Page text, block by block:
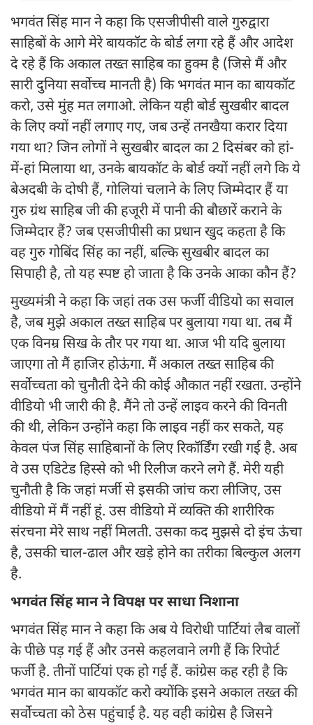
भगवंत सिंह मान ने कहा कि एसजीपीसी वाले गुरुद्वारा
साहिबों के आगे मेरे बायकॉट के बोर्ड लगा रहे हैं और आदेश
दे रहे हैं कि अकाल तख्त साहिब का हुक्म है (जिसे मैं और
सारी दुनिया सर्वाेच्च मानती है) कि भगवंत मान का बायकॉट
करो, उसे मुंह मत लगाओ. लेकिन यही बोर्ड सुखबीर बादल
के लिए क्यों नहीं लगाए गए, जब उन्हें तनखैया करार दिया
गया था? जिन लोगों ने सुखबीर बादल का 2 दिसंबर को हां-
में-हां मिलाया था, उनके बायकॉट के बोर्ड क्यों नहीं लगे कि ये
बेअदबी के दोषी हैं, गोलियां चलाने के लिए जिम्मेदार हैं या
गुरु ग्रंथ साहिब जी की हजूरी में पानी की बौछारें कराने के
जिम्मेदार हैं? जब एसजीपीसी का प्रधान खुद कहता है कि
वह गुरु गोबिंद सिंह का नहीं, बल्कि सुखबीर बादल का
सिपाही है, तो यह स्पष्ट हो जाता है कि उनके आका कौन हैं?
मुख्यमंत्री ने कहा कि जहां तक उस फर्जी वीडियो का सवाल
है, जब मुझे अकाल तख्त साहिब पर बुलाया गया था. तब मैं
एक विनम्र सिख के तौर पर गया था. आज भी यदि बुलाया
जाएगा तो मैं हाजिर होऊंगा. मैं अकाल तख्त साहिब की
सर्वाेच्चता को चुनौती देने की कोई औकात नहीं रखता. उन्होंने
वीडियो भी जारी की है. मैंने तो उन्हें लाइव करने की विनती
की थी, लेकिन उन्होंने कहा कि लाइव नहीं कर सकते, यह
केवल पंज सिंह साहिबानों के लिए रिकॉर्डिंग रखी गई है. अब
वे उस एडिटेड हिस्से को भी रिलीज करने लगे हैं. मेरी यही
चुनौती है कि जहां मर्जी से इसकी जांच करा लीजिए, उस
वीडियो में मैं नहीं हूं. उस वीडियो में व्यक्ति की शारीरिक
संरचना मेरे साथ नहीं मिलती. उसका कद मुझसे दो इंच ऊंचा
है, उसकी चाल-ढाल और खड़े होने का तरीका बिल्कुल अलग
है.
भगवंत सिंह मान ने विपक्ष पर साधा निशाना
भगवंत सिंह मान ने कहा कि अब ये विरोधी पार्टियां लैब वालों
के पीछे पड़ गई हैं और उनसे कहलवाने लगी हैं कि रिपोर्ट
फर्जी है. तीनों पार्टियां एक हो गई हैं. कांग्रेस कह रही है कि
भगवंत मान का बायकॉट करो क्योंकि इसने अकाल तख्त की
सर्वाेच्चता को ठेस पहुंचाई है. यह वही कांग्रेस है जिसने